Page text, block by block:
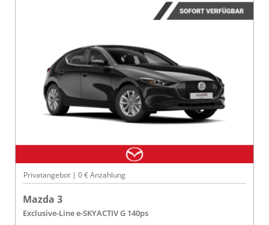
Privatangebot | 0 € Anzahlung
Mazda 3
Exclusive-Line e-SKYACTIV G 140ps